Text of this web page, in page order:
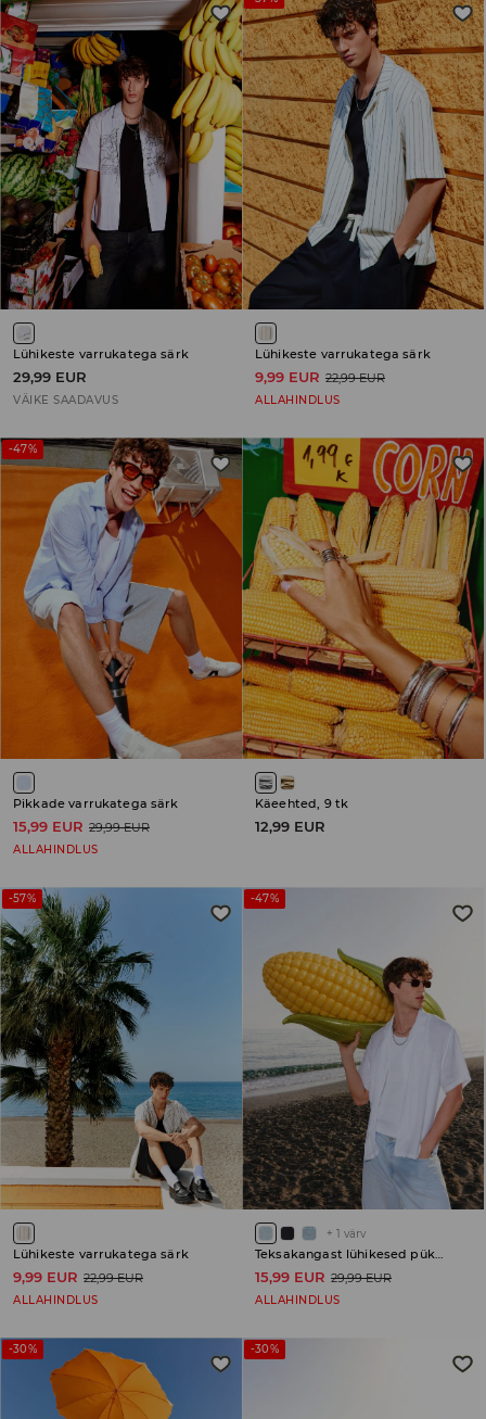
Lühikeste varrukatega särk
29,99 EUR
VÄIKE SAADAVUS
Lühikeste varrukatega särk
9,99 EUR 22,99 EUR
ALLAHINDLUS
-47%
Pikkade varrukatega särk
15,99 EUR 29,99 EUR
ALLAHINDLUS
Käeehted, 9 tk
12,99 EUR
-57%
Lühikeste varrukatega särk
9,99 EUR 22,99 EUR
ALLAHINDLUS
-47%
+ 1 värv
Teksakangast lühikesed püksid
15,99 EUR 29,99 EUR
ALLAHINDLUS
-30% -30%